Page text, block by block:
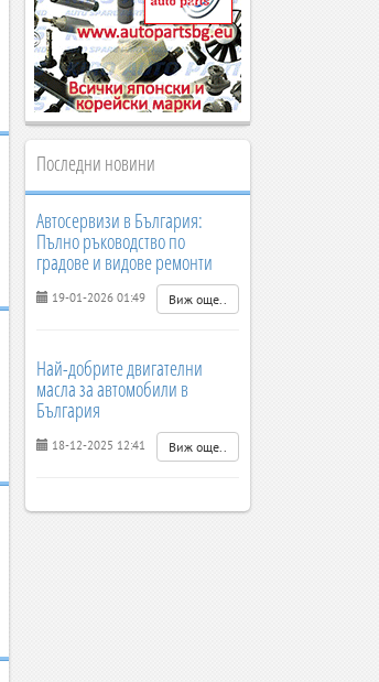
Последни новини
Автосервизи в България:
Пълно ръководство по
градове и видове ремонти
19-01-2026 01:49 Виж още..
Най-добрите двигателни
масла за автомобили в
България
18-12-2025 12:41 Виж още..